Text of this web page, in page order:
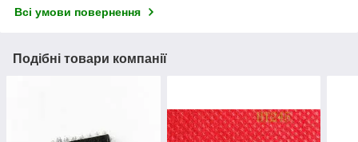
Всі умови повернення
Подібні товари компанії